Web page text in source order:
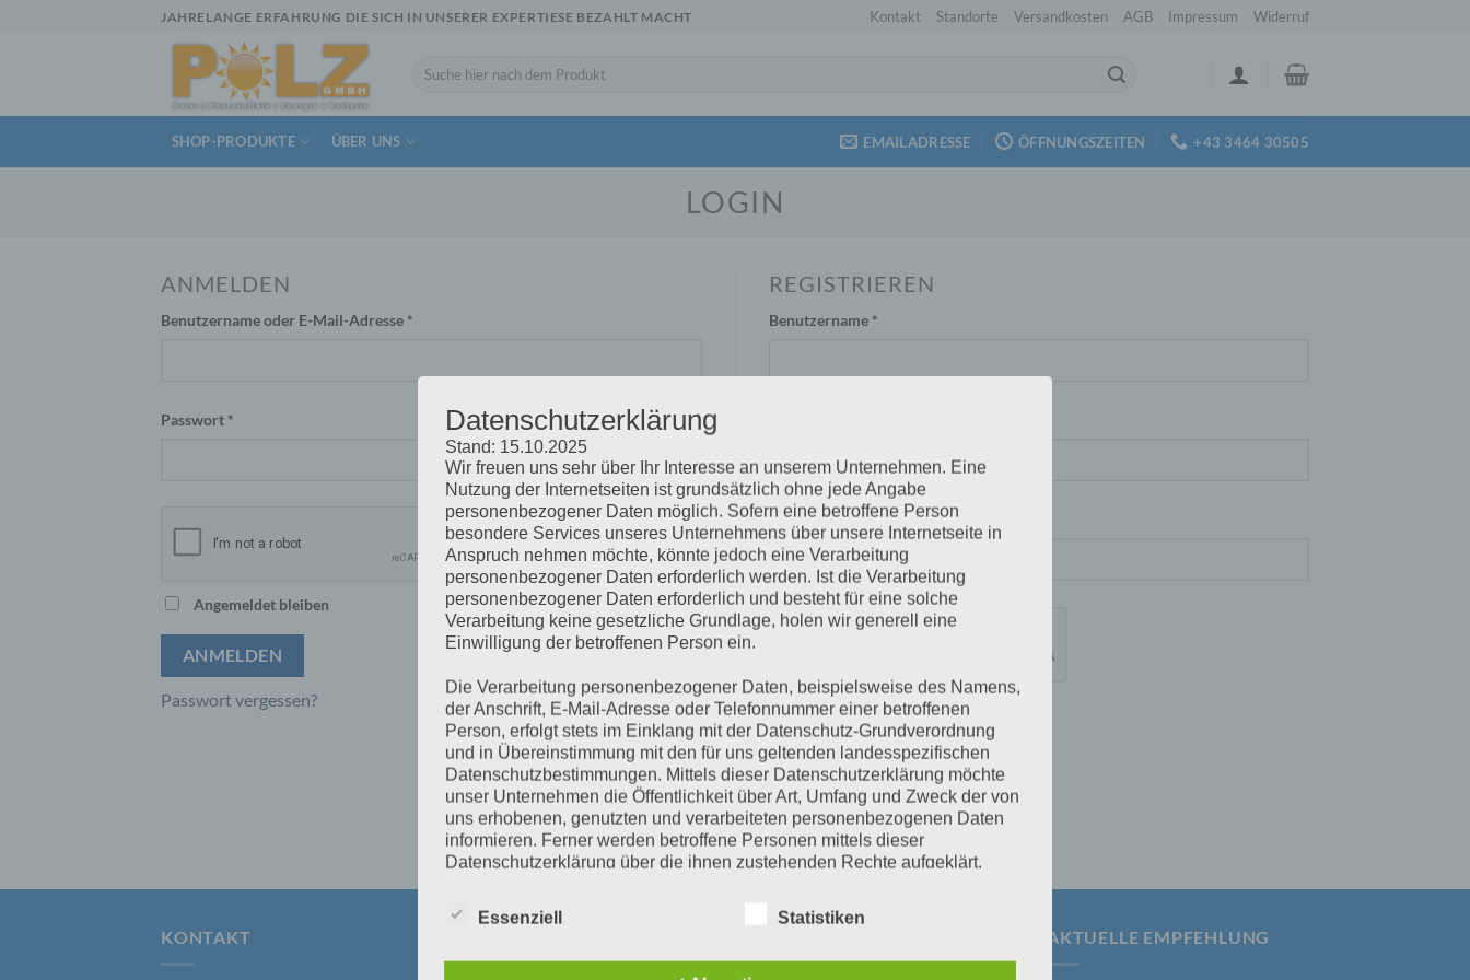
JAHRELANGE ERFAHRUNG DIE SICH IN UNSERER EXPERTIESE BEZAHLT MACHT Kontakt Standorte Versandkosten AGB Impressum Widerruf
Suchen
SHOP-PRODUKTE ÜBER UNS EMAILADRESSE ÖFFNUNGSZEITEN +43 3464 30505
LOGIN
ANMELDEN
Benutzername oder E-Mail-Adresse *
Passwort *
Angemeldet bleiben
ANMELDEN
Passwort vergessen?
REGISTRIEREN
Benutzername *
Passwort*Erforderlich
REGISTRIEREN
KONTAKT
KONTODATEN FÜR
AKTUELLE EMPFEHLUNG
Datenschutzerklärung
Stand: 15.10.2025
Wir freuen uns sehr über Ihr Interesse an unserem Unternehmen. Eine
Nutzung der Internetseiten ist grundsätzlich ohne jede Angabe
personenbezogener Daten möglich. Sofern eine betroffene Person
besondere Services unseres Unternehmens über unsere Internetseite in
Anspruch nehmen möchte, könnte jedoch eine Verarbeitung
personenbezogener Daten erforderlich werden. Ist die Verarbeitung
personenbezogener Daten erforderlich und besteht für eine solche
Verarbeitung keine gesetzliche Grundlage, holen wir generell eine
Einwilligung der betroffenen Person ein.
Die Verarbeitung personenbezogener Daten, beispielsweise des Namens,
der Anschrift, E-Mail-Adresse oder Telefonnummer einer betroffenen
Person, erfolgt stets im Einklang mit der Datenschutz-Grundverordnung
und in Übereinstimmung mit den für uns geltenden landesspezifischen
Datenschutzbestimmungen. Mittels dieser Datenschutzerklärung möchte
unser Unternehmen die Öffentlichkeit über Art, Umfang und Zweck der von
uns erhobenen, genutzten und verarbeiteten personenbezogenen Daten
informieren. Ferner werden betroffene Personen mittels dieser
Datenschutzerklärung über die ihnen zustehenden Rechte aufgeklärt.
Wir haben als für die Verarbeitung Verantwortlicher zahlreiche technische
und organisatorische Maßnahmen umgesetzt, um einen möglichst
Essenziell Statistiken